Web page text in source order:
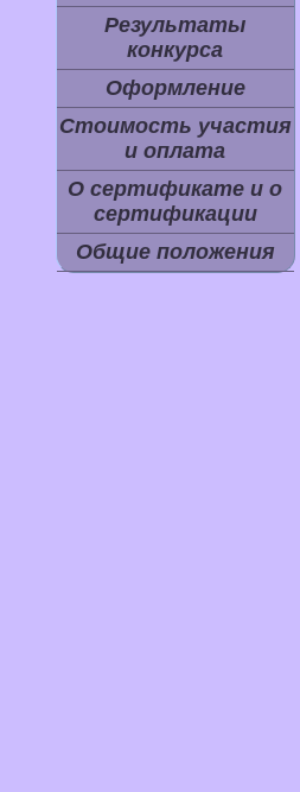
Результаты
конкурса
Оформление
Стоимость участия
и оплата
О сертификате и о
сертификации
Общие положения